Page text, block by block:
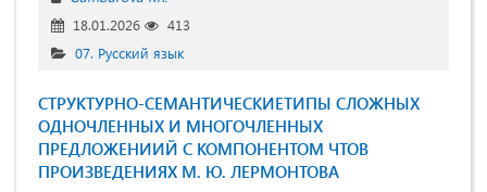
18.01.2026
413
07. Русский язык
СТРУКТУРНО-СЕМАНТИЧЕСКИЕТИПЫ СЛОЖНЫХ
ОДНОЧЛЕННЫХ И МНОГОЧЛЕННЫХ
ПРЕДЛОЖЕНИИЙ С КОМПОНЕНТОМ ЧТОВ
ПРОИЗВЕДЕНИЯХ М. Ю. ЛЕРМОНТОВА